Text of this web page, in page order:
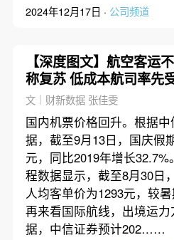
2024年12月17日 · 公司频道
【深度图文】航空客运
称复苏 低成本航司率先
文｜财新数据 张佳雯
国内机票价格回升。根据中
据，截至9月13日，国庆假
元，同比2019年增长
程数据显示，截至8月30日
人均客单价为1293元，较暑
再来看国际航线，出境运
据，中信证券预计202……